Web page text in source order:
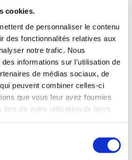
cookies.
de personnaliser le contenu
des fonctionnalités relatives aux
notre trafic. Nous
des informations sur l'utilisation de
de médias sociaux, de
peuvent combiner celles-ci
que vous leur avez fournies
lors de votre utilisation de leurs
(hors franchise)
plein
LOCATION